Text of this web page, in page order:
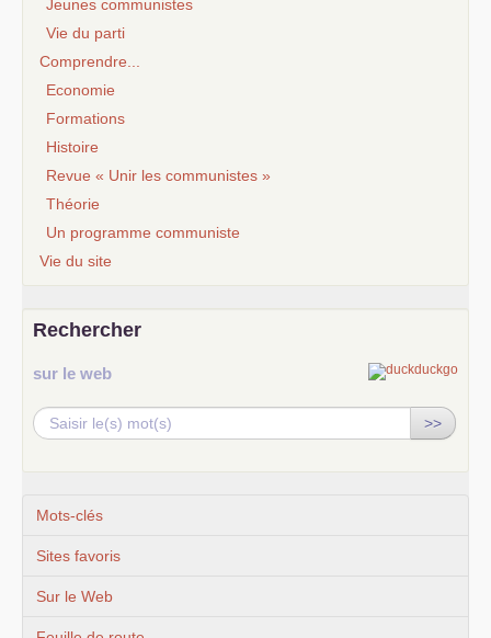
Jeunes communistes
Vie du parti
Comprendre...
Economie
Formations
Histoire
Revue « Unir les communistes »
Théorie
Un programme communiste
Vie du site
Rechercher
sur le web
>>
Mots-clés
Sites favoris
Sur le Web